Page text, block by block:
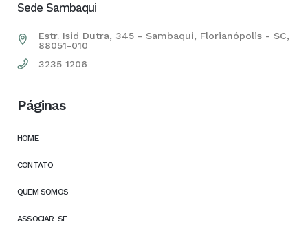
Sede Sambaqui
Estr. Isid Dutra, 345 - Sambaqui, Florianópolis - SC,
88051-010
3235 1206
Páginas
HOME
CONTATO
QUEM SOMOS
ASSOCIAR-SE